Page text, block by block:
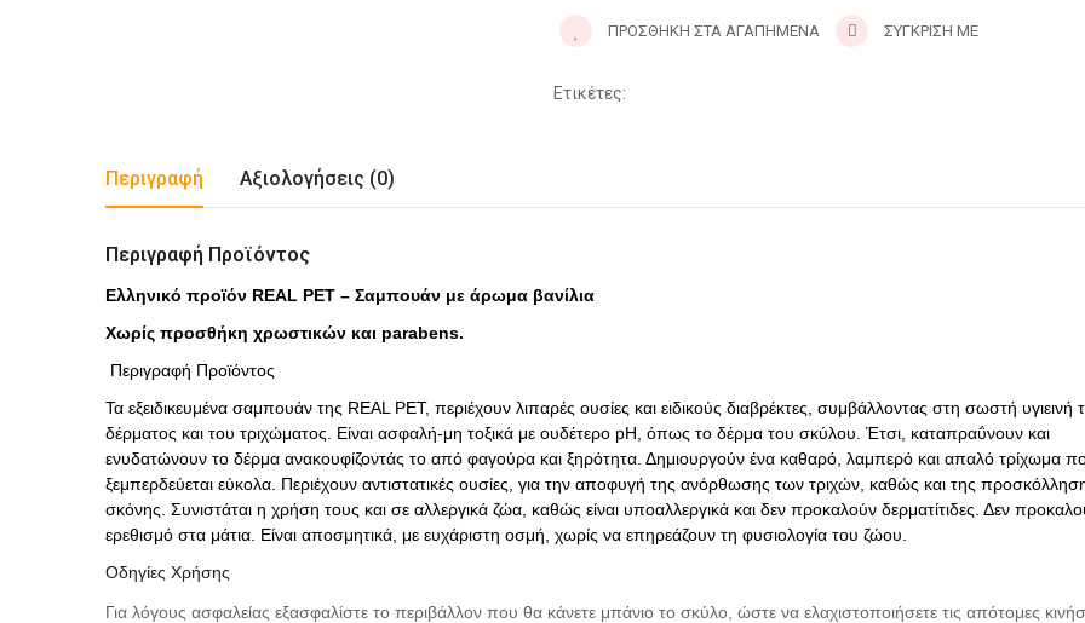
ΠΡΟΣΘΉΚΗ ΣΤΑ ΑΓΑΠΗΜΈΝΑ ΣΥΓΚΡΙΣΗ ΜΕ
Ετικέτες:
Περιγραφή Αξιολογήσεις (0)
Περιγραφή Προϊόντος
Ελληνικό προϊόν REAL PET – Σαμπουάν με άρωμα βανίλια
Χωρίς προσθήκη χρωστικών και parabens.
Περιγραφή Προϊόντος
Τα εξειδικευμένα σαμπουάν της REAL PET, περιέχουν λιπαρές ουσίες και ειδικούς διαβρέκτες, συμβάλλοντας στη σωστή υγιεινή
δέρματος και του τριχώματος. Είναι ασφαλή-μη τοξικά με ουδέτερο pH, όπως το δέρμα του σκύλου. Έτσι, καταπραΰνουν και
ενυδατώνουν το δέρμα ανακουφίζοντάς το από φαγούρα και ξηρότητα. Δημιουργούν ένα καθαρό, λαμπερό και απαλό τρίχωμα
ξεμπερδεύεται εύκολα. Περιέχουν αντιστατικές ουσίες, για την αποφυγή της ανόρθωσης των τριχών, καθώς και της
σκόνης. Συνιστάται η χρήση τους και σε αλλεργικά ζώα, καθώς είναι υποαλλεργικά και δεν προκαλούν δερματίτιδες. Δεν
ερεθισμό στα μάτια. Είναι αποσμητικά, με ευχάριστη οσμή, χωρίς να επηρεάζουν τη φυσιολογία του ζώου.
Οδηγίες Χρήσης
Για λόγους ασφαλείας εξασφαλίστε το περιβάλλον που θα κάνετε μπάνιο το σκύλο, ώστε να ελαχιστοποιήσετε τις απότομες